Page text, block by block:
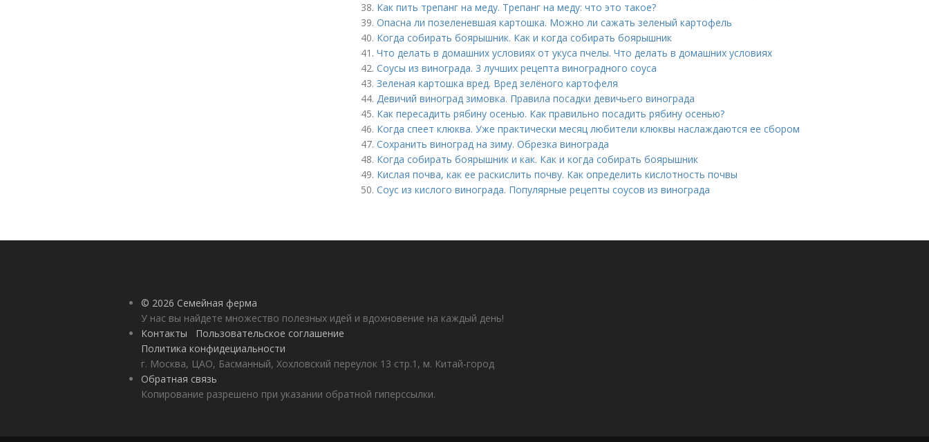
38. Как пить трепанг на меду. Трепанг на меду: что это такое?
39. Опасна ли позеленевшая картошка. Можно ли сажать зеленый картофель
40. Когда собирать боярышник. Как и когда собирать боярышник
41. Что делать в домашних условиях от укуса пчелы. Что делать в домашних условиях
42. Соусы из винограда. 3 лучших рецепта виноградного соуса
43. Зеленая картошка вред. Вред зелёного картофеля
44. Девичий виноград зимовка. Правила посадки девичьего винограда
45. Как пересадить рябину осенью. Как правильно посадить рябину осенью?
46. Когда спеет клюква. Уже практически месяц любители клюквы наслаждаются ее сбором
47. Сохранить виноград на зиму. Обрезка винограда
48. Когда собирать боярышник и как. Как и когда собирать боярышник
49. Кислая почва, как ее раскислить почву. Как определить кислотность почвы
50. Соус из кислого винограда. Популярные рецепты соусов из винограда
© 2026 Семейная ферма
У нас вы найдете множество полезных идей и вдохновение на каждый день!
Контакты
Пользовательское соглашение
Политика конфидециальности
г. Москва, ЦАО, Басманный, Хохловский переулок 13 стр.1, м. Китай-город
Обратная связь
Копирование разрешено при указании обратной гиперссылки.